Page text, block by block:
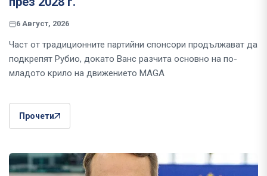
6 Август, 2026
Част от традиционните партийни спонсори продължават да
подкрепят Рубио, докато Ванс разчита основно на по-
младото крило на движението MAGA
Прочети